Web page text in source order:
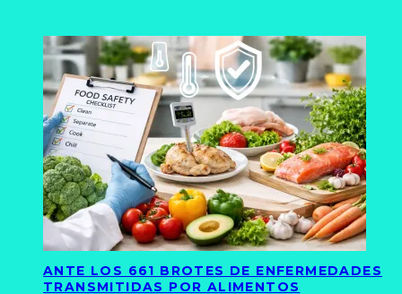
ANTE LOS 661 BROTES DE ENFERMEDADES
TRANSMITIDAS POR ALIMENTOS